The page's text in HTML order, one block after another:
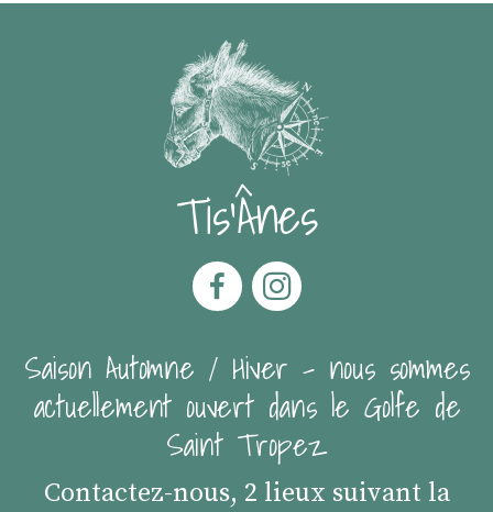
Tis'Ânes
Saison Automne / Hiver - nous sommes
actuellement ouvert dans le Golfe de
Saint Tropez
Contactez-nous, 2 lieux suivant la